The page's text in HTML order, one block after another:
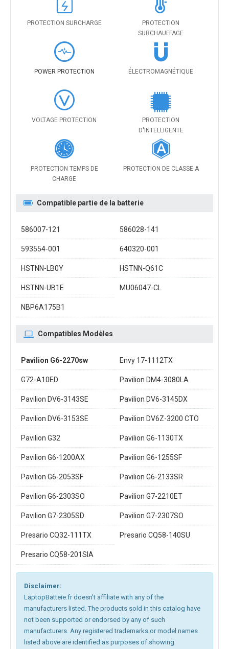
PROTECTION SURCHARGE
PROTECTION
SURCHAUFFAGE
POWER PROTECTION ÉLECTROMAGNÉTIQUE
VOLTAGE PROTECTION
PROTECTION
D'INTELLIGENTE
PROTECTION TEMPS DE
CHARGE
PROTECTION DE CLASSE A
Compatible partie de la batterie
586007-121 586028-141
593554-001 640320-001
HSTNN-LB0Y HSTNN-Q61C
HSTNN-UB1E MU06047-CL
NBP6A175B1
Compatibles Modèles
Pavilion G6-2270sw Envy 17-1112TX
G72-A10ED Pavilion DM4-3080LA
Pavilion DV6-3143SE Pavilion DV6-3145DX
Pavilion DV6-3153SE Pavilion DV6Z-3200 CTO
Pavilion G32 Pavilion G6-1130TX
Pavilion G6-1200AX Pavilion G6-1255SF
Pavilion G6-2053SF Pavilion G6-2133SR
Pavilion G6-2303SO Pavilion G7-2210ET
Pavilion G7-2305SD Pavilion G7-2307SO
Presario CQ32-111TX Presario CQ58-140SU
Presario CQ58-201SIA
Disclaimer:
LaptopBatteie.fr doesn't affiliate with any of the
manufacturers listed. The products sold in this catalog have
not been supported or endorsed by any of such
manufacturers. Any registered trademarks or model names
listed above are identified as purposes of showing